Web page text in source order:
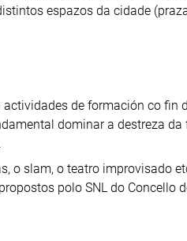
espazos da cidade
actividades de formación co fin
dominar a destreza da
o slam, o teatro improvisado
polo SNL do Concello